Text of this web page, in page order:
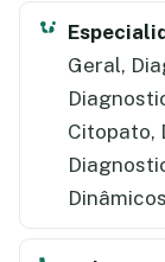
Geral,
Citopato,